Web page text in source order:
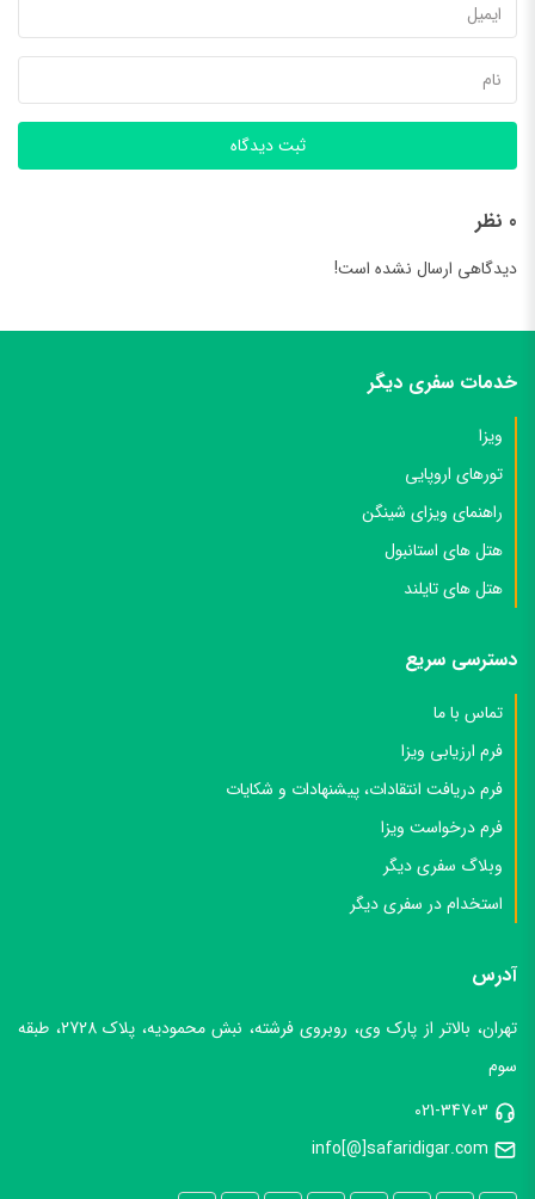
ثبت دیدگاه
تورهای اروپایی
راهنمای ویزای شینگن
هتل های استانبول
تماس با ما
فرم ارزیابی ویزا
فرم دریافت انتقادات، پیشنهادات و شکایات
فرم درخواست ویزا
وبلاگ سفری دیگر
021-34703